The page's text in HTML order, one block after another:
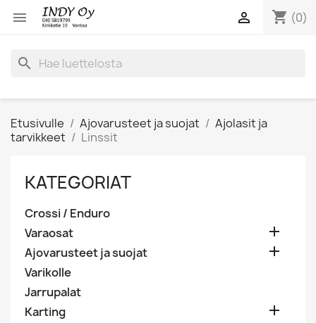
 shopping_cart (0)

search
Etusivulle Ajovarusteet ja suojat
Ajolasit ja
tarvikkeet
Linssit
KATEGORIAT
Crossi / Enduro
Varaosat

Ajovarusteet ja suojat 
Varikolle
Jarrupalat
Karting
